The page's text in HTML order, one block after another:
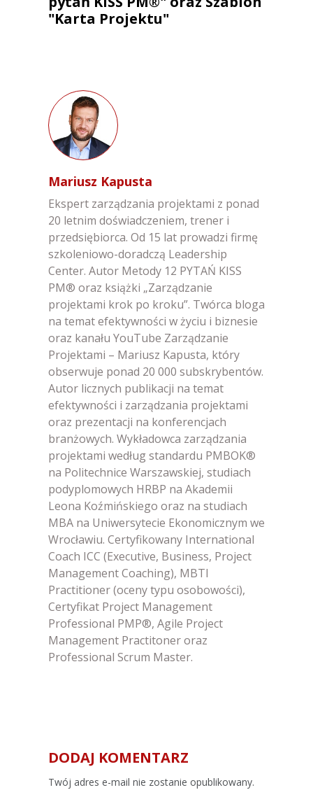
"Karta Projektu"
Mariusz Kapusta
Ekspert zarządzania projektami z ponad
20 letnim doświadczeniem, trener i
przedsiębiorca. Od 15 lat prowadzi firmę
szkoleniowo-doradczą Leadership
Center. Autor Metody 12 PYTAŃ KISS
PM® oraz książki „Zarządzanie
projektami krok po kroku”. Twórca bloga
na temat efektywności w życiu i biznesie
oraz kanału YouTube Zarządzanie
Projektami – Mariusz Kapusta, który
obserwuje ponad 20 000 subskrybentów.
Autor licznych publikacji na temat
efektywności i zarządzania projektami
oraz prezentacji na konferencjach
branżowych. Wykładowca zarządzania
projektami według standardu PMBOK®
na Politechnice Warszawskiej, studiach
podyplomowych HRBP na Akademii
Leona Koźmińskiego oraz na studiach
MBA na Uniwersytecie Ekonomicznym we
Wrocławiu. Certyfikowany International
Coach ICC (Executive, Business, Project
Management Coaching), MBTI
Practitioner (oceny typu osobowości),
Certyfikat Project Management
Professional PMP®, Agile Project
Management Practitoner oraz
Professional Scrum Master.
DODAJ KOMENTARZ
Twój adres e-mail nie zostanie opublikowany.